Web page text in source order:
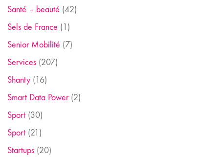
Santé – beauté (42)
Sels de France (1)
Senior Mobilité (7)
Services (207)
Shanty (16)
Smart Data Power(2)
Sport (30)
Sport (21)
Startups (20)